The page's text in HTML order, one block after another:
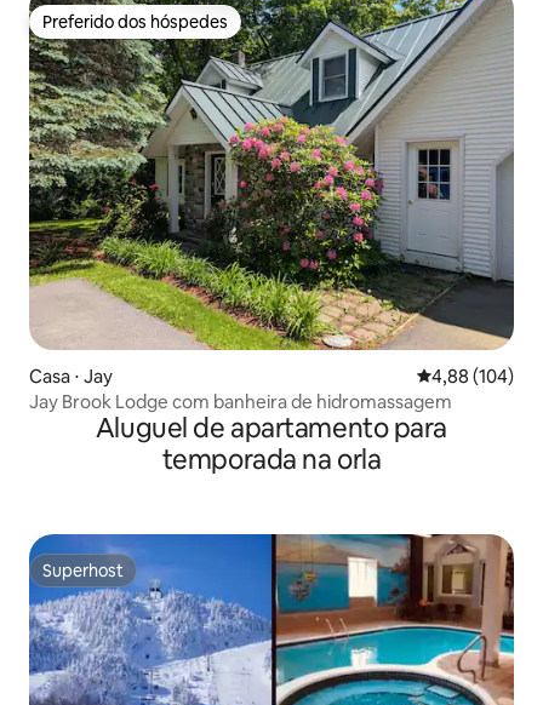
Preferido dos hóspedes
Preferido dos hóspedes
Casa ⋅ Jay 4,88 de uma
4,88 (104)
Jay Brook Lodge com banheira de hidromassagem
Aluguel de apartamento para
temporada na orla
Superhost
Superhost